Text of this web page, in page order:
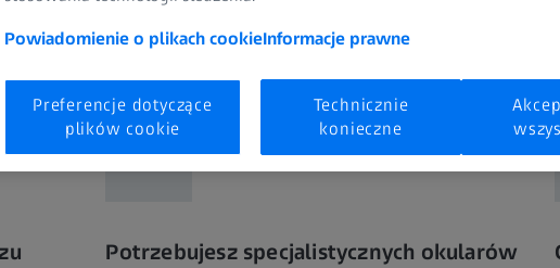
Potrzebujesz specjalistycznych okularów
Powiadomienie o plikach cookieInformacje prawne
Preferencje dotyczące
plików cookie
Technicznie
konieczne